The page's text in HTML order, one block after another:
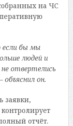
на ЧС
бы мы
людей и
отвертелись
он.
заявки,
отчёт.